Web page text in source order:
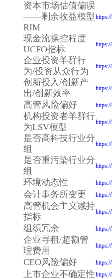
资本市场估值偏误
——剩余收益模型
RIM
现金流操控程度
UCFO指标
企业投资羊群行
为/投资从众行为
创新投入/创新产
出/创新效率
高管风险偏好
机构投资者羊群行
为LSV模型
是否高科技行业分
组
是否重污染行业分
组
环境动态性
会计事务所变更
高管机会主义减持
指标
组织冗余
企业寻租/超额管
理费用
CEO风险偏好
上市企业不确定性